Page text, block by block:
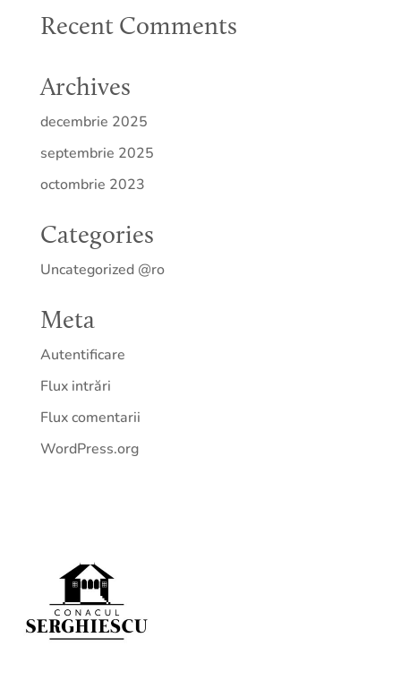
Recent Comments
Archives
decembrie 2025
septembrie 2025
octombrie 2023
Categories
Uncategorized @ro
Meta
Autentificare
Flux intrări
Flux comentarii
WordPress.org